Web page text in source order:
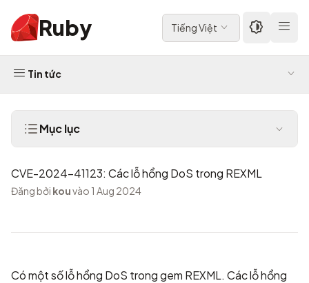
Ruby Tiếng Việt
Tin tức
Mục lục
CVE-2024-41123: Các lỗ hổng DoS trong REXML
Đăng bởi kouvào 1 Aug 2024
Có một số lỗ hổng DoS trong gem REXML. Các lỗ hổng